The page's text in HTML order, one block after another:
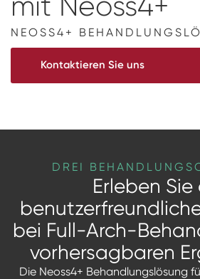
Abdruckpfosten mit
Digitale Prothetik
RFA
Individuelle Prothetik
Curriculum Implantologie
NEOSS4+
Kontaktieren Sie uns
DREI
Erleben Sie
bei Full-Arch-
vorhersagbaren
Die Neoss4+ Behandlungslösung